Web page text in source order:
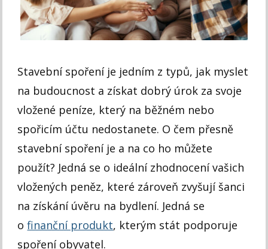
Stavební spoření je jedním z typů, jak myslet
na budoucnost a získat dobrý úrok za svoje
vložené peníze, který na běžném nebo
spořicím účtu nedostanete. O čem přesně
stavební spoření je a na co ho můžete
použít? Jedná se o ideální zhodnocení vašich
vložených peněz, které zároveň zvyšují šanci
na získání úvěru na bydlení. Jedná se
ofinanční produkt, kterým stát podporuje
spoření obyvatel.